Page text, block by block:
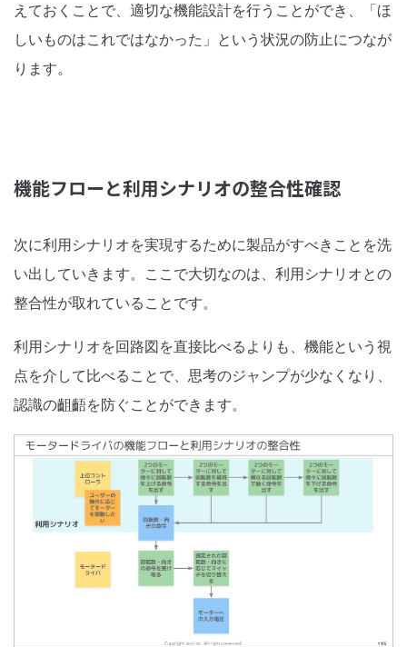
えておくことで、適切な機能設計を行うことができ、「ほ
しいものはこれではなかった」という状況の防止につなが
ります。
機能フローと利用シナリオの整合性確認
次に利用シナリオを実現するために製品がすべきことを洗
い出していきます。ここで大切なのは、利用シナリオとの
整合性が取れていることです。
利用シナリオを回路図を直接比べるよりも、機能という視
点を介して比べることで、思考のジャンプが少なくなり、
認識の齟齬を防ぐことができます。